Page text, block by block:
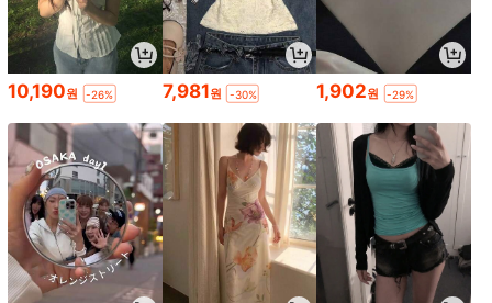
10,190원 -26% 7,981원 -30% 1,902원 -29%